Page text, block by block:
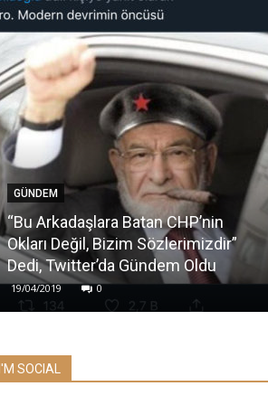
GÜNDEM
“Bu Arkadaşlara Batan CHP’nin
Okları Değil, Bizim Sözlerimizdir”
Dedi, Twitter’da Gündem Oldu
19/04/2019 0
I'M SOCIAL